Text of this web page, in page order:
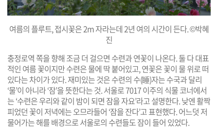
여름의 플루트, 접시꽃은 2m 자라는데 2년 여의 시간이 든다. ©박혜
진
충정로역 쪽을 향해 조금 더 걸으면 수련과 연꽃이 나온다. 둘 다 대표
적인 여름 꽃이지만 수련은 물에 딱 붙어있고, 연꽃은 꽃이 물 위로 떠
있다는 차이가 있다. 재미있는 것은 수련의 수(睡)자는 수국과 달리
‘물’이 아니라 ‘잠’을 뜻한다는 것. 서울로 7017 이주의 식물 코너에서
는 ‘수련은 우리와 같이 밤이 되면 잠을 자요’라고 설명한다. 낮엔 활짝
피었던 꽃이 저녁에는 오므라들어 ‘잠을 잔다’고 표현했다. 어느덧 저
물어가는 해를 배경으로 서울로의 수련들도 잠이 들어 있었다.